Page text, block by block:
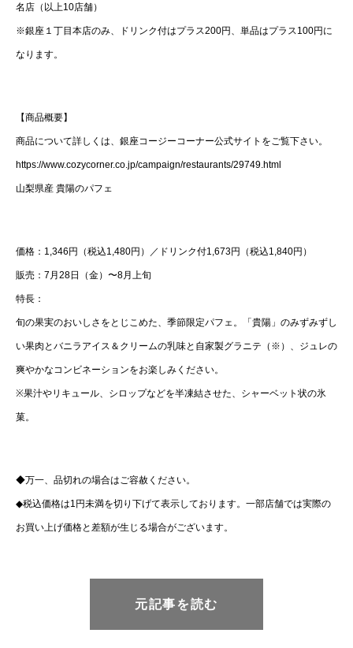
名店（以上10店舗）
※銀座１丁目本店のみ、ドリンク付はプラス200円、単品はプラス100円に
なります。
【商品概要】
商品について詳しくは、銀座コージーコーナー公式サイトをご覧下さい。
https://www.cozycorner.co.jp/campaign/restaurants/29749.html
山梨県産 貴陽のパフェ
価格：1,346円（税込1,480円）／ドリンク付1,673円（税込1,840円）
販売：7月28日（金）〜8月上旬
特長：
旬の果実のおいしさをとじこめた、季節限定パフェ。「貴陽」のみずみずし
い果肉とバニラアイス＆クリームの乳味と自家製グラニテ（※）、ジュレの
爽やかなコンビネーションをお楽しみください。
※果汁やリキュール、シロップなどを半凍結させた、シャーベット状の氷
菓。
◆万一、品切れの場合はご容赦ください。
◆税込価格は1円未満を切り下げて表示しております。一部店舗では実際の
お買い上げ価格と差額が生じる場合がございます。
元記事を読む